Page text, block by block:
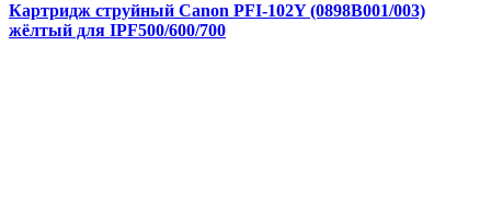
Картридж струйный Canon PFI-102Y (0898B001/003)
жёлтый для IPF500/600/700